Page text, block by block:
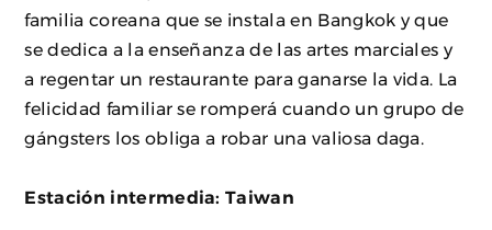
familia coreana que se instala en Bangkok y que
se dedica a la enseñanza de las artes marciales y
a regentar un restaurante para ganarse la vida. La
felicidad familiar se romperá cuando un grupo de
gángsters los obliga a robar una valiosa daga.
Estación intermedia: Taiwan